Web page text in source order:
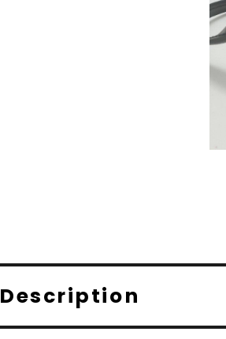
Description